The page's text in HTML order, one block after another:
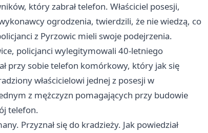
który zabrał telefon. Właściciel posesji,
ogrodzenia, twierdzili, że nie wiedzą, co
z Pyrzowic mieli swoje podejrzenia.
policjanci wylegitymowali 40-letniego
przy sobie telefon komórkowy, który jak się
właścicielowi jednej z posesji w
z mężczyzn pomagających przy budowie
telefon.
Przyznał się do kradzieży. Jak powiedział